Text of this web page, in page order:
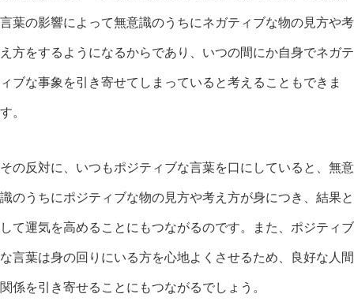
言葉の影響によって無意識のうちにネガティブな物の見方や考
え方をするようになるからであり、いつの間にか自身でネガテ
ィブな事象を引き寄せてしまっていると考えることもできま
す。
その反対に、いつもポジティブな言葉を口にしていると、無意
識のうちにポジティブな物の見方や考え方が身につき、結果と
して運気を高めることにもつながるのです。また、ポジティブ
な言葉は身の回りにいる方を心地よくさせるため、良好な人間
関係を引き寄せることにもつながるでしょう。